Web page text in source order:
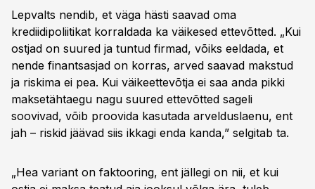
Lepvalts nendib, et väga hästi saavad oma
krediidipoliitikat korraldada ka väikesed ettevõtted. „Kui
ostjad on suured ja tuntud firmad, võiks eeldada, et
nende finantsasjad on korras, arved saavad makstud
ja riskima ei pea. Kui väikeettevõtja ei saa anda pikki
maksetähtaegu nagu suured ettevõtted sageli
soovivad, võib proovida kasutada arvelduslaenu, ent
jah – riskid jäävad siis ikkagi enda kanda,” selgitab ta.
„Hea variant on faktooring, ent jällegi on nii, et kui